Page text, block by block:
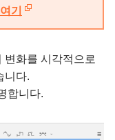
기
변화를 시각적으로
니다.
합니다.